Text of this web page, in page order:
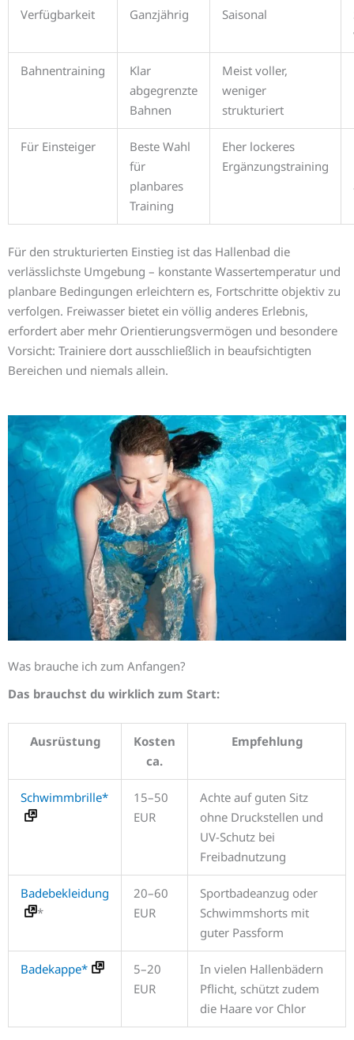
Verfügbarkeit Ganzjährig Saisonal
Bahnentraining
Klar
abgegrenzte
Bahnen
Meist voller,
weniger
strukturiert
Für Einsteiger
Beste Wahl
für
planbares
Training
Eher lockeres
Ergänzungstraining
Für den strukturierten Einstieg ist das Hallenbad die
verlässlichste Umgebung – konstante Wassertemperatur und
planbare Bedingungen erleichtern es, Fortschritte objektiv zu
verfolgen. Freiwasser bietet ein völlig anderes Erlebnis,
erfordert aber mehr Orientierungsvermögen und besondere
Vorsicht: Trainiere dort ausschließlich in beaufsichtigten
Bereichen und niemals allein.
Was brauche ich zum Anfangen?
Das brauchst du wirklich zum Start:
Ausrüstung
Kosten
ca.
Empfehlung
Schwimmbrille*
15–50
EUR
Achte auf guten Sitz
ohne Druckstellen und
UV-Schutz bei
Freibadnutzung
Badebekleidung
*
20–60
EUR
Sportbadeanzug oder
Schwimmshorts mit
guter Passform
Badekappe*
5–20
EUR
In vielen Hallenbädern
Pflicht, schützt zudem
die Haare vor Chlor